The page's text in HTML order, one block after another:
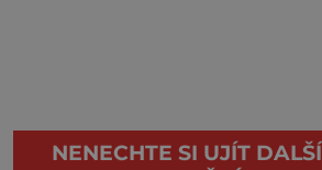
NENECHTE SI UJÍT